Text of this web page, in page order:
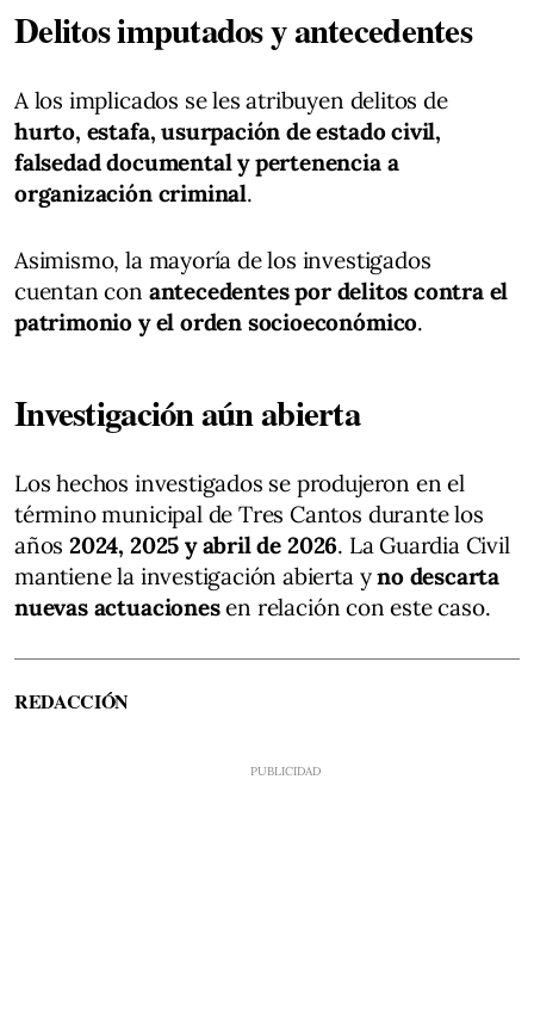
Delitos imputados y antecedentes
A los implicados se les atribuyen delitos de
hurto, estafa, usurpación de estado civil,
falsedad documental y pertenencia a
organización criminal.
Asimismo, la mayoría de los investigados
cuentan con antecedentes por delitos contra el
patrimonio y el orden socioeconómico.
Investigación aún abierta
Los hechos investigados se produjeron en el
término municipal de Tres Cantos durante los
años2024, 2025 y abril de 2026. La Guardia Civil
mantiene la investigación abierta yno descarta
nuevas actuacionesen relación con este caso.
REDACCIÓN